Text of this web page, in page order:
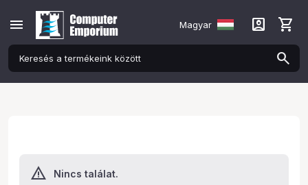
menu Magyar account_box shopping_cart
Nincs találat.